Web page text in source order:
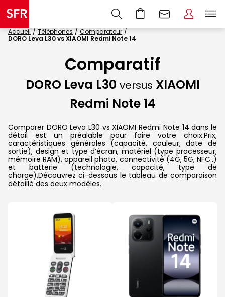
Accueil Téléphones
Comparateur
DORO Leva L30 vs XIAOMI Redmi Note 14
Comparatif
DORO Leva L30 versus XIAOMI
Redmi Note 14
Comparer DORO Leva L30 vs XIAOMI Redmi Note 14 dans le
détail est un préalable pour faire votre choix.Prix,
caractéristiques générales (capacité, couleur, date de
sortie), design et type d’écran, matériel (type processeur,
mémoire RAM), appareil photo, connectivité (4G, 5G, NFC..)
et batterie (technologie, capacité, type de
charge).Découvrez ci-dessous le tableau de comparaison
détaillé des deux modèles.